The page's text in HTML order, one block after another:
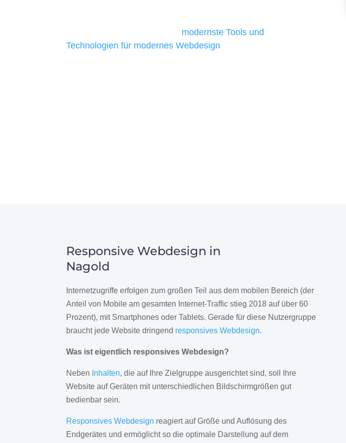
modernste Tools und
Technologien für modernes Webdesign
Responsive Webdesign in
Nagold
Internetzugriffe erfolgen zum großen Teil aus dem mobilen Bereich (der
Anteil von Mobile am gesamten Internet-Traffic stieg 2018 auf über 60
Prozent), mit Smartphones oder Tablets. Gerade für diese Nutzergruppe
braucht jede Website dringend responsives Webdesign.
Was ist eigentlich responsives Webdesign?
Neben Inhalten, die auf Ihre Zielgruppe ausgerichtet sind, soll Ihre
Website auf Geräten mit unterschiedlichen Bildschirmgrößen gut
bedienbar sein.
Responsives Webdesign reagiert auf Größe und Auflösung des
Endgerätes und ermöglicht so die optimale Darstellung auf dem